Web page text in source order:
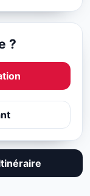
?